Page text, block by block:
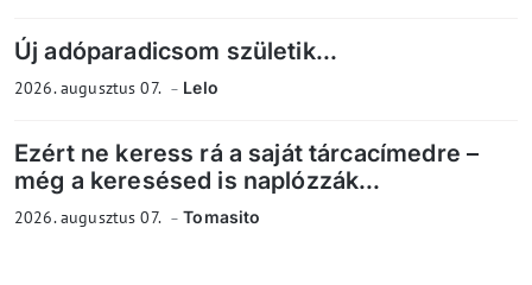
Új adóparadicsom születik...
2026. augusztus 07. Lelo
Ezért ne keress rá a saját tárcacímedre –
még a keresésed is naplózzák...
2026. augusztus 07. Tomasito